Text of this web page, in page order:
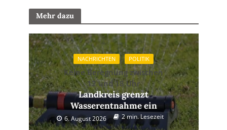
Mehr dazu
NACHRICHTEN POLITIK
Keine Beregnung zwischen
12 und 18 Uhr
Landkreis grenzt
Wasserentnahme ein
6. August 2026 2 min. Lesezeit